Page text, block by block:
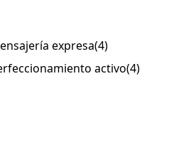
expresa(4)
activo(4)